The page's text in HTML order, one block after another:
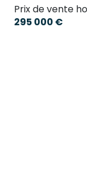
Prix de vente
295 000 €